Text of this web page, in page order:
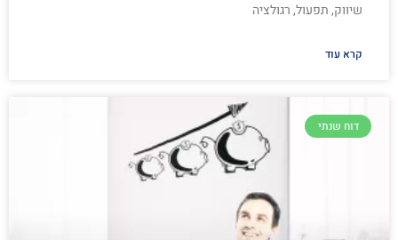
שיווק, תפעול, רגולציה
קרא עוד
דוח שנתי